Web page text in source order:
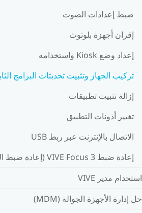
ضبط إعدادات الصوت
إقران أجهزة بلوتوث
إعداد وضع Kiosk واستخدامه
تركيب الجهاز وتثبيت تحديثات البرامج
إزالة تثبيت تطبيقات
تغيير أذونات التطبيق
الاتصال بالإنترنت عبر ربط USB
إعادة ضبط VIVE Focus 3 (إعادة ضبط المصنع)
استخدام مدير VIVE
حل إدارة الأجهزة الجوالة (MDM)